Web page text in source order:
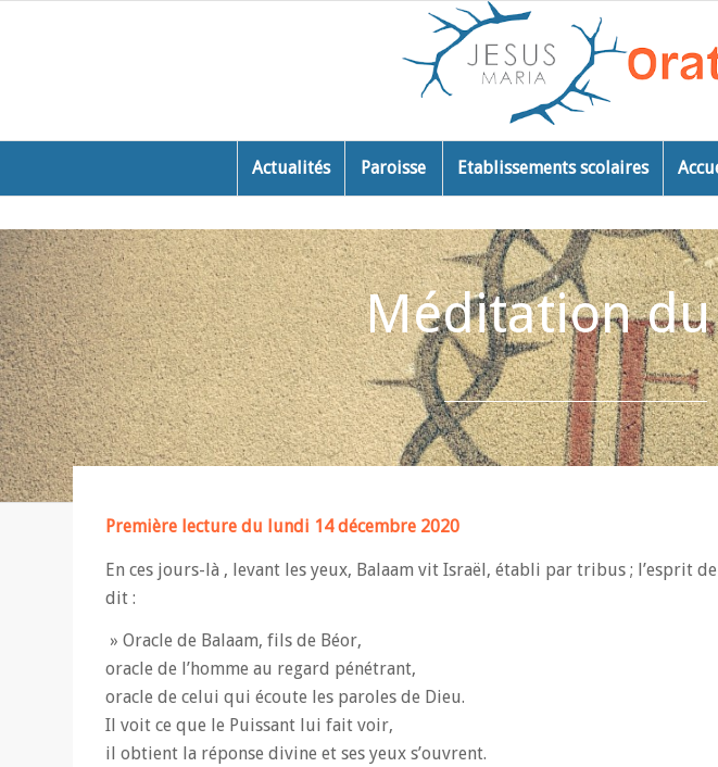
Actualités Paroisse Etablissements scolaires
Méditation du
Première lecture du lundi 14 décembre 2020
En ces jours-là , levant les yeux, Balaam vit Israël, établi par tribus ; l’esprit
dit :
» Oracle de Balaam, fils de Béor,
oracle de l’homme au regard pénétrant,
oracle de celui qui écoute les paroles de Dieu.
Il voit ce que le Puissant lui fait voir,
il obtient la réponse divine et ses yeux s’ouvrent.